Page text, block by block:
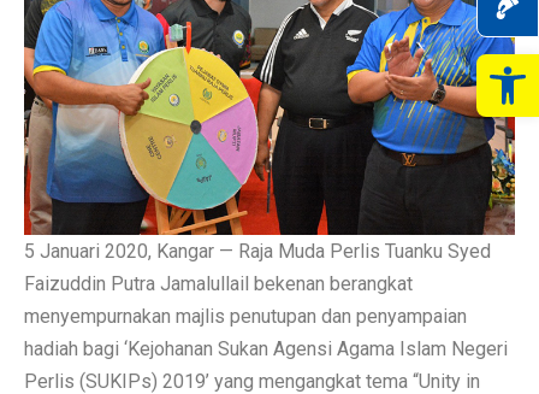
5 Januari 2020, Kangar — Raja Muda Perlis Tuanku Syed
Faizuddin Putra Jamalullail bekenan berangkat
menyempurnakan majlis penutupan dan penyampaian
hadiah bagi ‘Kejohanan Sukan Agensi Agama Islam Negeri
Perlis (SUKIPs) 2019’ yang mengangkat tema “Unity in